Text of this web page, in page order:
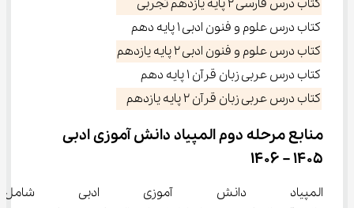
کتاب درس فارسی 2 پایه یازدهم تجربی
کتاب درس علوم و فنون ادبی 1 پایه دهم
کتاب درس علوم و فنون ادبی 2 پایه یازدهم
کتاب درس عربی زبان قرآن 1 پایه دهم
کتاب درس عربی زبان قرآن 2 پایه یازدهم
منابع مرحله دوم المپیاد دانش آموزی ادبی
1405 – 1406
المپیاد دانش آموزی ادبی